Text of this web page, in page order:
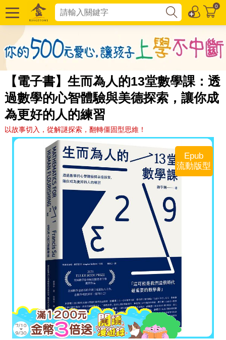
0
【電子書】生而為人的13堂數學課：透
過數學的心智體驗與美德探索，讓你成
為更好的人的練習
以故事切入，從解謎探索，翻轉僵固型思維！
Epub
流動版型